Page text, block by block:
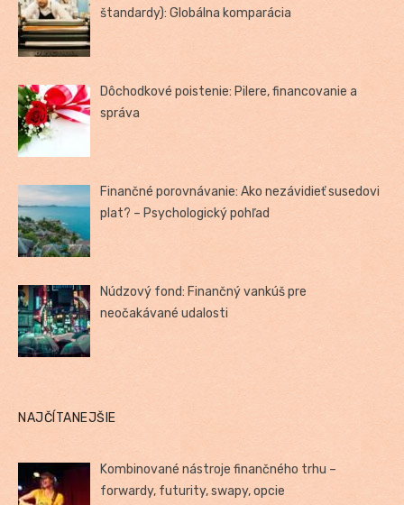
štandardy): Globálna komparácia
Dôchodkové poistenie: Pilere, financovanie a
správa
Finančné porovnávanie: Ako nezávidieť susedovi
plat? – Psychologický pohľad
Núdzový fond: Finančný vankúš pre
neočakávané udalosti
NAJČÍTANEJŠIE
Kombinované nástroje finančného trhu –
forwardy, futurity, swapy, opcie